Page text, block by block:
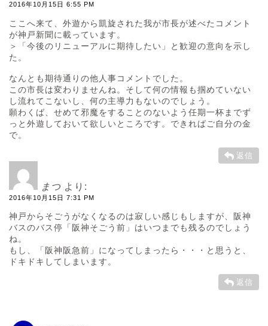
2016年10月15日 6:55 PM
ここへ来て、外遊から凱旋された我が市長が述べたコメント
が神戸新聞に載っています。
＞「今後のリニューアルに期待したい」と歓迎の意向を示し
た。
なんとも期待通りの他人事コメントでした。
この市長は変わりませんね。そして何の情報も掴めていない
し流れてこないし、何の主導力もないのでしょう。
願わくば、せめて邪魔をすることのないよう任期一杯までず
っと外遊しておいて欲しいところです。できればご自分の金
で。
返信
まつ より:
2016年10月15日 7:31 PM
神戸からそごうがなくなるのは寂しい感じもしますが、阪神
バスのバス停「阪神そごう前」はいつまでも残るのでしょう
ね。
もし、「阪神阪急前」になってしまったら・・・と思うと、
ドキドキしてしまいます。
返信